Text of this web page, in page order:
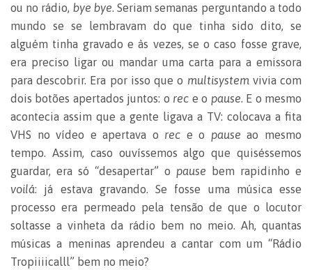
ou no rádio, bye bye. Seriam semanas perguntando a todo
mundo se se lembravam do que tinha sido dito, se
alguém tinha gravado e às vezes, se o caso fosse grave,
era preciso ligar ou mandar uma carta para a emissora
para descobrir. Era por isso que o multisystemvivia com
dois botões apertados juntos: o rec e o pause. E o mesmo
acontecia assim que a gente ligava a TV: colocava a fita
VHS no vídeo e apertava o rec e o pause ao mesmo
tempo. Assim, caso ouvíssemos algo que quiséssemos
guardar, era só “desapertar” o pause bem rapidinho e
voilá: já estava gravando. Se fosse uma música esse
processo era permeado pela tensão de que o locutor
soltasse a vinheta da rádio bem no meio. Ah, quantas
músicas a meninas aprendeu a cantar com um “Rádio
Tropiiiicalll” bem no meio?